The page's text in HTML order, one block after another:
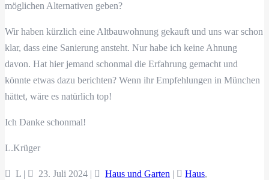
möglichen Alternativen geben?
Wir haben kürzlich eine Altbauwohnung gekauft und uns war schon
klar, dass eine Sanierung ansteht. Nur habe ich keine Ahnung
davon. Hat hier jemand schonmal die Erfahrung gemacht und
könnte etwas dazu berichten? Wenn ihr Empfehlungen in München
hättet, wäre es natürlich top!
Ich Danke schonmal!
L.Krüger
L | 23. Juli 2024 | Haus und Garten | Haus,